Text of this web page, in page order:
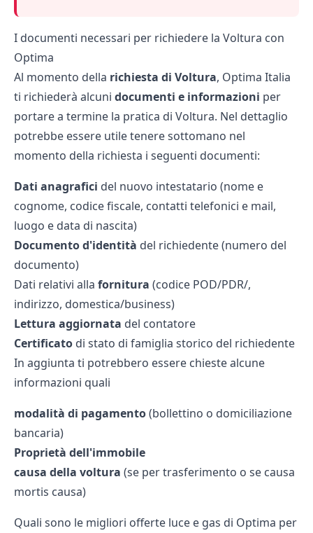
I documenti necessari per richiedere la Voltura con
Optima
Al momento della richiesta di Voltura, Optima Italia
ti richiederà alcuni documenti e informazioni per
portare a termine la pratica di Voltura. Nel dettaglio
potrebbe essere utile tenere sottomano nel
momento della richiesta i seguenti documenti:
Dati anagrafici del nuovo intestatario (nome e
cognome, codice fiscale, contatti telefonici e mail,
luogo e data di nascita)
Documento d'identità del richiedente (numero del
documento)
Dati relativi alla fornitura (codice POD/PDR/,
indirizzo, domestica/business)
Lettura aggiornata del contatore
Certificato di stato di famiglia storico del richiedente
In aggiunta ti potrebbero essere chieste alcune
informazioni quali
modalità di pagamento(bollettino o domiciliazione
bancaria)
Proprietà dell'immobile
causa della voltura (se per trasferimento o se causa
mortis causa)
Quali sono le migliori offerte luce e gas di Optima per